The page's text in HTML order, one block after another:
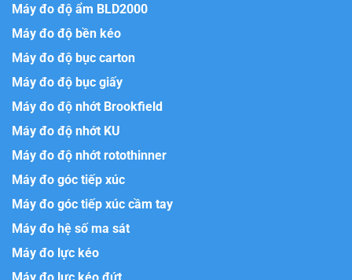
Máy đo độ ẩm BLD2000
Máy đo độ bền kéo
Máy đo độ bục carton
Máy đo độ bục giấy
Máy đo độ nhớt Brookfield
Máy đo độ nhớt KU
Máy đo độ nhớt rotothinner
Máy đo góc tiếp xúc
Máy đo góc tiếp xúc cầm tay
Máy đo hệ số ma sát
Máy đo lực kéo